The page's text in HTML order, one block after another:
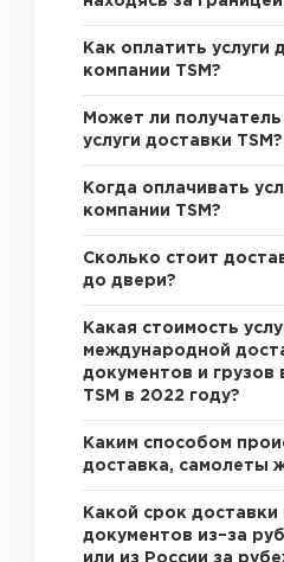
Как оплатить услуги
компании TSM?
Может ли
услуги доставки TSM?
Когда оплачивать
компании TSM?
Сколько стоит
до двери?
Какая стоимость
международной
документов и грузов
TSM в 2022 году?
Каким способом
доставка, самолеты
Какой срок
документов из–за
или из России за